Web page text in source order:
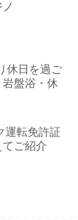
休日を過ご
盤浴・休
運転免許証
ご紹介